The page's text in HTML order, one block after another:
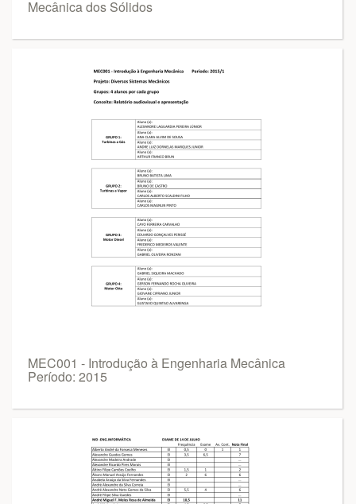
Mecânica dos Sólidos
MEC001 - Introdução à Engenharia Mecânica
Período: 2015